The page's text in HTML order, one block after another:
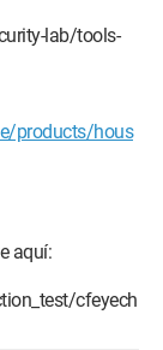
lab/tools-
products/hous
aquí:
cfeyech